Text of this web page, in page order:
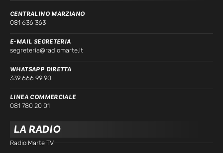
CENTRALINO MARZIANO
081 636 363
E-MAIL SEGRETERIA
segreteria@radiomarte.it
WHATSAPP DIRETTA
339 666 99 90
LINEA COMMERCIALE
081 780 20 01
LA RADIO
Radio Marte TV